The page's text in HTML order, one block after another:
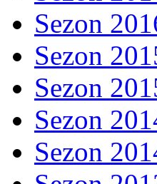
Sezon
Sezon
Sezon
Sezon
Sezon